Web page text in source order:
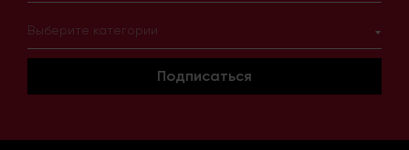
Выберите категории
Подписаться